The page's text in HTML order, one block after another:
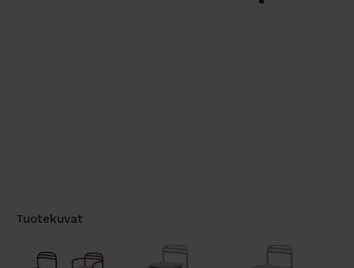
Tuotekuvat